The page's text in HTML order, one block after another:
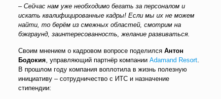
– Сейчас нам уже необходимо бегать за персоналом и
искать квалифицированные кадры! Если мы их не можем
найти, то берём из смежных областей, смотрим на
бэкграунд, заинтересованность, желание развиваться.
Своим мнением о кадровом вопросе поделился Антон
Бодокия , управляющий партнёр компании Adamand Resort.
В прошлом году компания воплотила в жизнь полезную
инициативу – сотрудничество с ИТС и назначение
стипендии: